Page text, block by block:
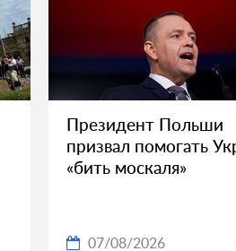
Президент Польши
призвал помогать
«бить москаля»
07/08/2026